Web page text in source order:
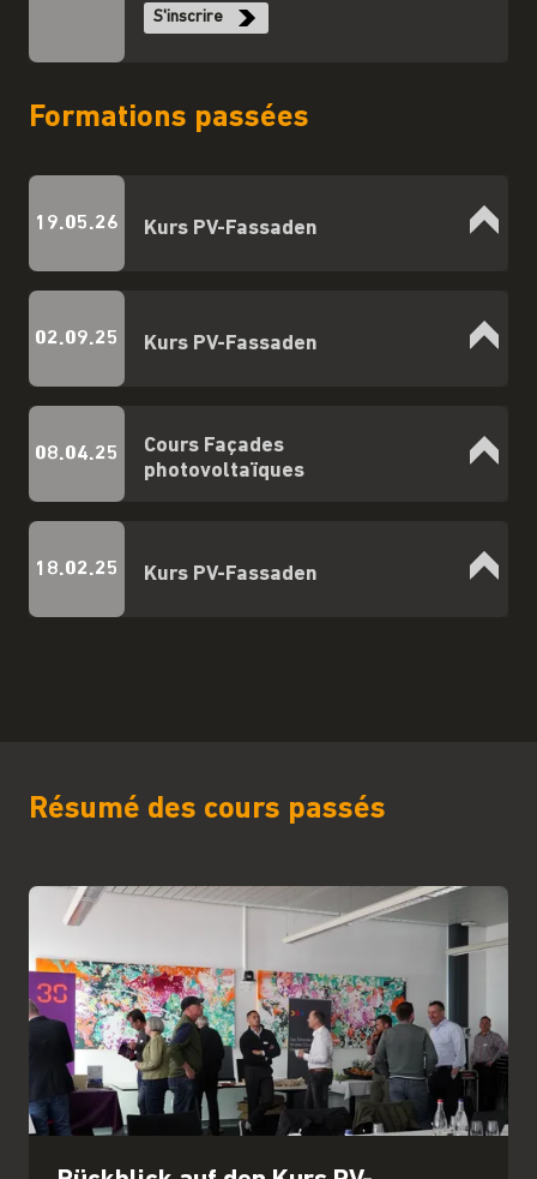
S'inscrire
Formations passées
19.05.26 Kurs PV-Fassaden
02.09.25 Kurs PV-Fassaden
08.04.25
Cours Façades
photovoltaïques
18.02.25 Kurs PV-Fassaden
Résumé des cours passés